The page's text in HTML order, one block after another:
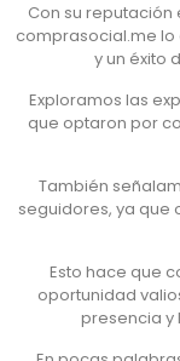
Con su
comprasocial.me lo
y un éxito
Exploramos las
que optaron por
También
seguidores, ya que
Esto hace que
oportunidad
presencia y